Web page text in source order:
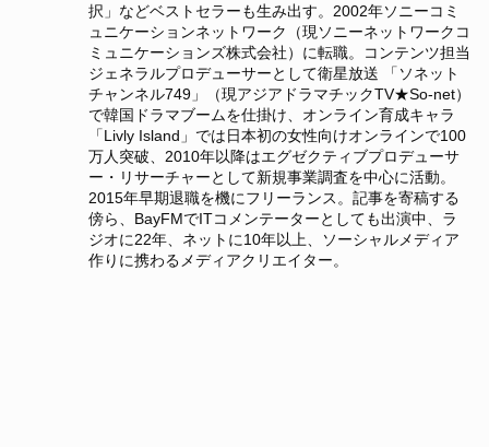
択」などベストセラーも生み出す。2002年ソニーコミ
ュニケーションネットワーク（現ソニーネットワークコ
ミュニケーションズ株式会社）に転職。コンテンツ担当
ジェネラルプロデューサーとして衛星放送 「ソネット
チャンネル749」（現アジアドラマチックTV★So-net）
で韓国ドラマブームを仕掛け、オンライン育成キャラ
「Livly Island」では日本初の女性向けオンラインで100
万人突破、2010年以降はエグゼクティブプロデューサ
ー・リサーチャーとして新規事業調査を中心に活動。
2015年早期退職を機にフリーランス。記事を寄稿する
傍ら、BayFMでITコメンテーターとしても出演中、ラ
ジオに22年、ネットに10年以上、ソーシャルメディア
作りに携わるメディアクリエイター。